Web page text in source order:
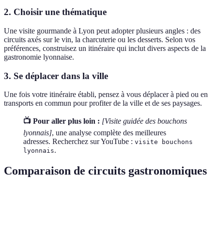
2. Choisir une thématique
Une visite gourmande à Lyon peut adopter plusieurs angles : des
circuits axés sur le vin, la charcuterie ou les desserts. Selon vos
préférences, construisez un itinéraire qui inclut divers aspects de la
gastronomie lyonnaise.
3. Se déplacer dans la ville
Une fois votre itinéraire établi, pensez à vous déplacer à pied ou en
transports en commun pour profiter de la ville et de ses paysages.
📺 Pour aller plus loin : [Visite guidée des bouchons
lyonnais], une analyse complète des meilleures
adresses. Recherchez sur YouTube : visite bouchons
lyonnais.
Comparaison de circuits gastronomiques